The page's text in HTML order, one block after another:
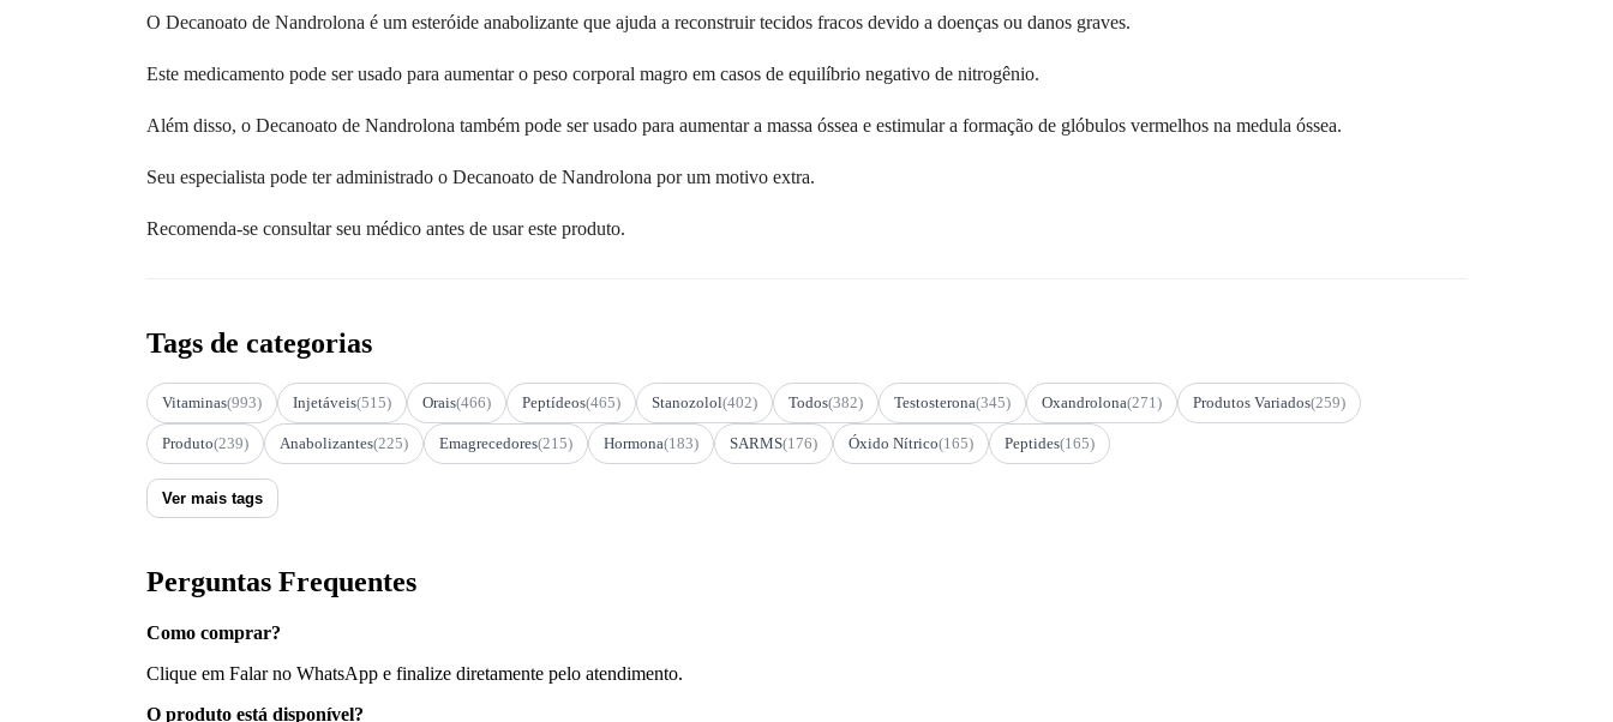
O Decanoato de Nandrolona é um esteróide anabolizante que ajuda a reconstruir tecidos fracos devido a doenças ou danos graves.
Este medicamento pode ser usado para aumentar o peso corporal magro em casos de equilíbrio negativo de nitrogênio.
Além disso, o Decanoato de Nandrolona também pode ser usado para aumentar a massa óssea e estimular a formação de glóbulos vermelhos na medula óssea.
Seu especialista pode ter administrado o Decanoato de Nandrolona por um motivo extra.
Recomenda-se consultar seu médico antes de usar este produto.
Tags de categorias
Vitaminas(993) Injetáveis(515) Orais(466) Peptídeos(465) Stanozolol(402) Todos(382) Testosterona(345) Oxandrolona(271) Produtos Variados(259)
Produto(239) Anabolizantes(225) Emagrecedores(215) Hormona(183) SARMS(176) Óxido Nítrico(165) Peptides(165)
Ver mais tags
Perguntas Frequentes
Como comprar?
Clique em Falar no WhatsApp e finalize diretamente pelo atendimento.
O produto está disponível?